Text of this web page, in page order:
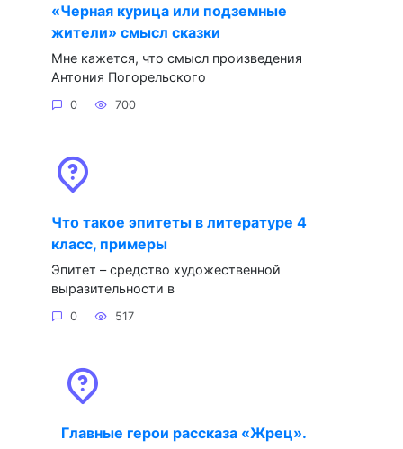
«Черная курица или подземные
жители» смысл сказки
Мне кажется, что смысл произведения
Антония Погорельского
0 700
Что такое эпитеты в литературе 4
класс, примеры
Эпитет – средство художественной
выразительности в
0 517
Главные герои рассказа «Жрец».